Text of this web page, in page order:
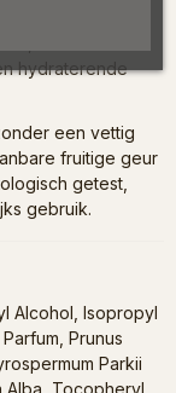
vitamine E,
die bekend
hydraterende
een vettig
fruitige geur
getest,
gebruik.
Alcohol, Isopropyl
Prunus
Parkii